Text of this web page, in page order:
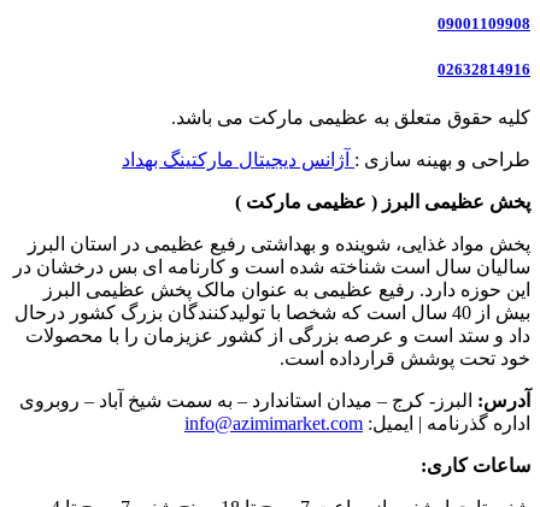
09001109908
02632814916
کلیه حقوق متعلق به عظیمی مارکت می باشد.
طراحی و بهینه سازی : آژانس دیجیتال مارکتینگ بهداد
پخش عظیمی البرز ( عظیمی مارکت )
پخش مواد غذایی، شوینده و بهداشتی رفیع عظیمی در استان البرز
سالیان سال است شناخته شده است و کارنامه ای بس درخشان در
این حوزه دارد. رفیع عظیمی به عنوان مالک پخش عظیمی البرز
بیش از 40 سال است که شخصا با تولیدکنندگان بزرگ کشور درحال
داد و ستد است و عرصه بزرگی از کشور عزیزمان را با محصولات
خود تحت پوشش قرارداده است.
آدرس: البرز- کرج – میدان استاندارد – به سمت شیخ آباد – روبروی
اداره گذرنامه | ایمیل: info@azimimarket.com
ساعات کاری: